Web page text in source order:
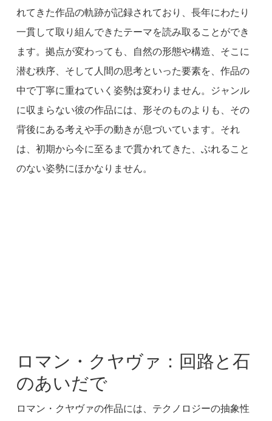
れてきた作品の軌跡が記録されており、長年にわたり
一貫して取り組んできたテーマを読み取ることができ
ます。拠点が変わっても、自然の形態や構造、そこに
潜む秩序、そして人間の思考といった要素を、作品の
中で丁寧に重ねていく姿勢は変わりません。ジャンル
に収まらない彼の作品には、形そのものよりも、その
背後にある考えや手の動きが息づいています。それ
は、初期から今に至るまで貫かれてきた、ぶれること
のない姿勢にほかなりません。
ロマン・クヤヴァ：回路と石
のあいだで
ロマン・クヤヴァの作品には、テクノロジーの抽象性